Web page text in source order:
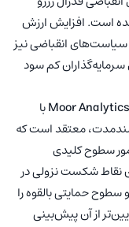
شده است. افزایش ارزش
انقباضی نیز
سرمایه‌گذاران کم سود
با
معتقد است که
مور سطوح کلیدی
را به عنوان نقاط شکست نزولی در
حمایتی بالقوه را
دلار و حتی پایین‌تر از آن پیش‌بینی